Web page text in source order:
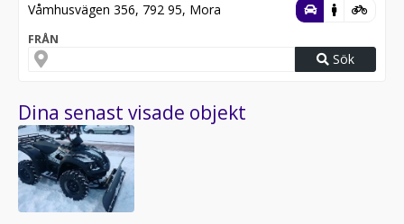
Våmhusvägen 356, 792 95, Mora
FRÅN
Sök
Dina senast visade objekt